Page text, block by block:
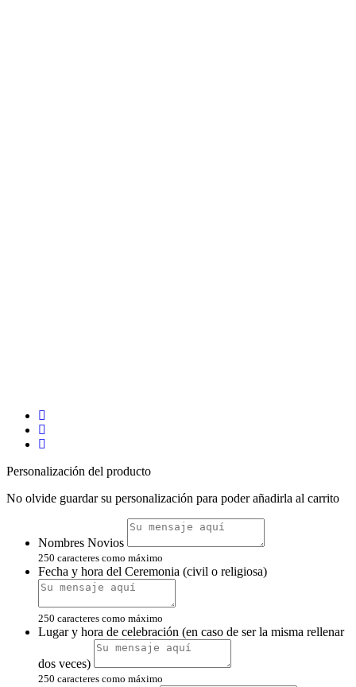
Personalización del producto
No olvide guardar su personalización para poder añadirla al carrito
Nombres Novios
250 caracteres como máximo
Fecha y hora del Ceremonia (civil o religiosa)
250 caracteres como máximo
Lugar y hora de celebración (en caso de ser la misma rellenar
dos veces)
250 caracteres como máximo